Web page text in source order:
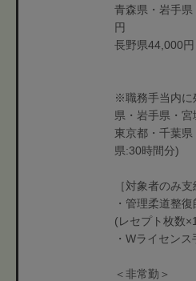
青森県・岩手
円
長野県44,000円
※職務手当内に
県・岩手県・
東京都・千葉
県:30時間分)
［対象者のみ支
・管理柔道整
(レセプト枚数
・Wライセンス
＜非常勤＞